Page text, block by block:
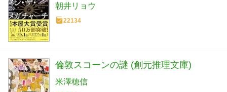
朝井リョウ
22134
倫敦スコーンの謎 (創元推理文庫)
米澤穂信